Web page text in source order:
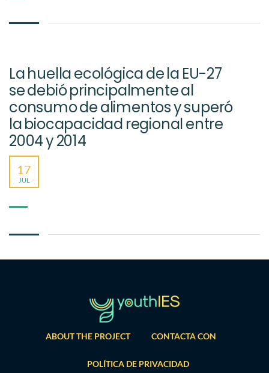
La huella ecológica de la EU-27
se debió principalmente al
consumo de alimentos y superó
la biocapacidad regional entre
2004 y 2014
17
JUL
ABOUT THE PROJECT CONTACTA CON
POLÍTICA DE PRIVACIDAD